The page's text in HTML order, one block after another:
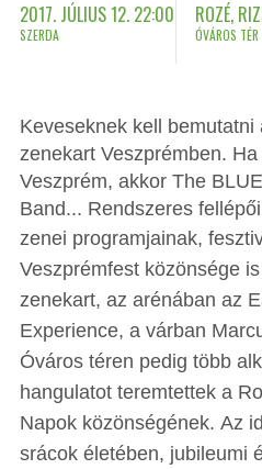
2017. JÚLIUS 12. 22:00
SZERDA
ROZÉ,
ÓVÁROS TÉR
Keveseknek kell bemutatni
zenekart Veszprémben.
Veszprém, akkor The
Band... Rendszeres
zenei programjainak,
Veszprémfest közönsége
zenekart, az arénában az
Experience, a várban
Óváros téren pedig több
hangulatot teremtettek a
Napok közönségének. Az
srácok életében, jubileumi